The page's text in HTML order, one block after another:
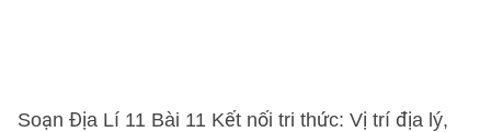
Soạn Địa Lí 11 Bài 11 Kết nối tri thức: Vị trí địa lý,